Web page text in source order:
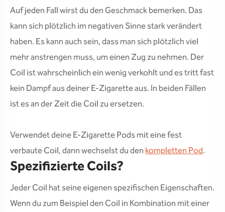
Auf jeden Fall wirst du den Geschmack bemerken. Das
kann sich plötzlich im negativen Sinne stark verändert
haben. Es kann auch sein, dass man sich plötzlich viel
mehr anstrengen muss, um einen Zug zu nehmen. Der
Coil ist wahrscheinlich ein wenig verkohlt und es tritt fast
kein Dampf aus deiner E-Zigarette aus. In beiden Fällen
ist es an der Zeit die Coil zu ersetzen.
Verwendet deine E-Zigarette Pods mit eine fest
verbaute Coil, dann wechselst du denkompletten Pod.
Spezifizierte Coils?
Jeder Coil hat seine eigenen spezifischen Eigenschaften.
Wenn du zum Beispiel den Coil in Kombination mit einer